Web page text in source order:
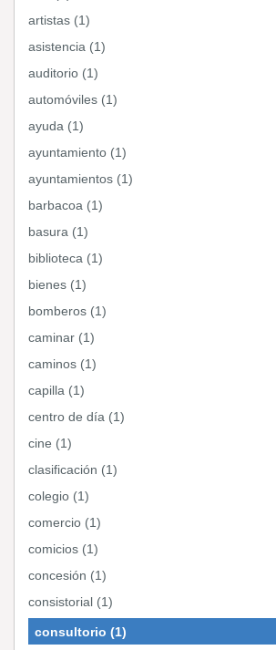
artistas (1)
asistencia (1)
auditorio (1)
automóviles (1)
ayuda (1)
ayuntamiento (1)
ayuntamientos (1)
barbacoa (1)
basura (1)
biblioteca (1)
bienes (1)
bomberos (1)
caminar (1)
caminos (1)
capilla (1)
centro de día (1)
cine (1)
clasificación (1)
colegio (1)
comercio (1)
comicios (1)
concesión (1)
consistorial (1)
consultorio (1)